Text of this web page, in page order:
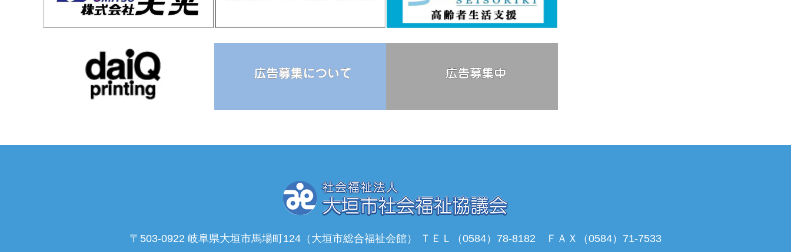
〒503-0922 岐阜県大垣市馬場町124（大垣市総合福祉会館） ＴＥＬ（0584）78-8182 ＦＡＸ（0584）71-7533